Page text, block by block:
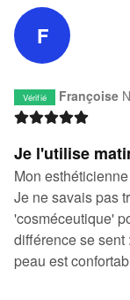
F
Vérifié Françoise
Je l'utilise
Mon
Je ne savais pas
'cosméceutique'
différence se sent
peau est